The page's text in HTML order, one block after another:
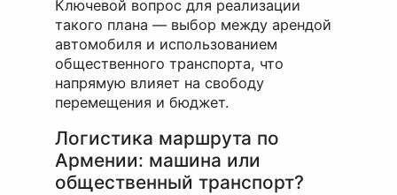
Ключевой вопрос для реализации
такого плана — выбор между арендой
автомобиля и использованием
общественного транспорта, что
напрямую влияет на свободу
перемещения и бюджет.
Логистика маршрута по
Армении: машина или
общественный транспорт?